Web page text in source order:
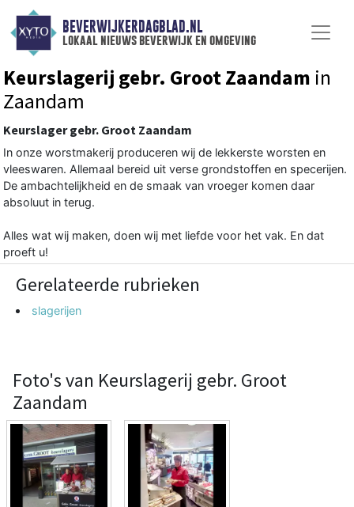
BEVERWIJKERDAGBLAD.NL
lokaal nieuws beverwijk en omgeving
Keurslagerij gebr. Groot Zaandam in
Zaandam
Keurslager gebr. Groot Zaandam
In onze worstmakerij produceren wij de lekkerste worsten en
vleeswaren. Allemaal bereid uit verse grondstoffen en specerijen.
De ambachtelijkheid en de smaak van vroeger komen daar
absoluut in terug.
Alles wat wij maken, doen wij met liefde voor het vak. En dat
proeft u!
Gerelateerde rubrieken
slagerijen
Foto's van Keurslagerij gebr. Groot
Zaandam